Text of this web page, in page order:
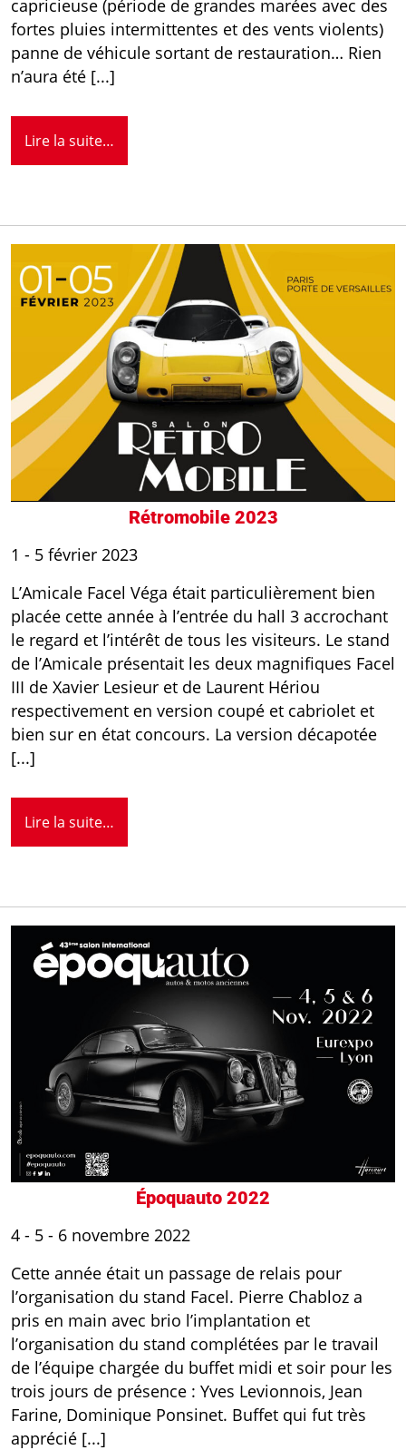
capricieuse (période de grandes marées avec des
fortes pluies intermittentes et des vents violents)
panne de véhicule sortant de restauration… Rien
n’aura été [...]
Lire la suite…
Rétromobile 2023
1 - 5 février 2023
L’Amicale Facel Véga était particulièrement bien
placée cette année à l’entrée du hall 3 accrochant
le regard et l’intérêt de tous les visiteurs. Le stand
de l’Amicale présentait les deux magnifiques Facel
III de Xavier Lesieur et de Laurent Hériou
respectivement en version coupé et cabriolet et
bien sur en état concours. La version décapotée
[...]
Lire la suite…
Époquauto 2022
4 - 5 - 6 novembre 2022
Cette année était un passage de relais pour
l’organisation du stand Facel. Pierre Chabloz a
pris en main avec brio l’implantation et
l’organisation du stand complétées par le travail
de l’équipe chargée du buffet midi et soir pour les
trois jours de présence : Yves Levionnois, Jean
Farine, Dominique Ponsinet. Buffet qui fut très
apprécié [...]